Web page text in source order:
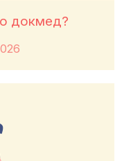
докмед?